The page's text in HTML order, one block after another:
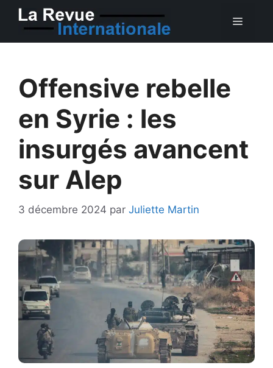
Aller
Offensive rebelle
en Syrie : les
insurgés avancent
sur Alep
3 décembre 2024 par Juliette Martin